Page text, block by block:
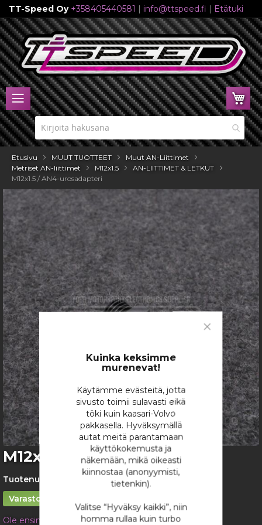
Close
Cookie
Kuinka keksimme
murenevat!
Käytämme evästeitä, jotta
sivusto toimii sulavasti eikä
töki kuin kaasari-Volvo
pakkasella. Hyväksymällä
autat meitä parantamaan
käyttökokemusta ja
näkemään, mikä oikeasti
kiinnostaa (anonyymisti,
tietenkin).
Valitse “Hyväksy kaikki”, niin
homma rullaa kuin turbo
TT-Speed Oy +358405440581 | info@ttspeed.fi | Etätuki
Skip
to
Content
Etusivu MUUT TUOTTEET
Muut AN-Liittimet
Metriset AN-liittimet
M12x1.5
AN-LIITTIMET & LETKUT
M12x1.5 / AN4-urosadapteri
Skip
to
the
end
of
the
images
gallery
Skip
to
the
of
the
images
M12x1.5 / AN4-urosadapteri
Tuotenumero:
Varastossa
Ole ensimmäinen tuotteen arvostelija